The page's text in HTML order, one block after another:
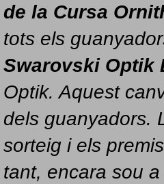
de la Cursa
tots els
Swarovski Optik
Optik. Aquest
dels guanyadors.
sorteig i els
tant, encara sou